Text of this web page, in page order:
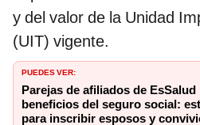
y del valor de la Unidad
(UIT) vigente.
PUEDES VER:
Parejas de afiliados de
beneficios del seguro social:
para inscribir esposos y